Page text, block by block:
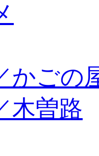
かごの
木曽路